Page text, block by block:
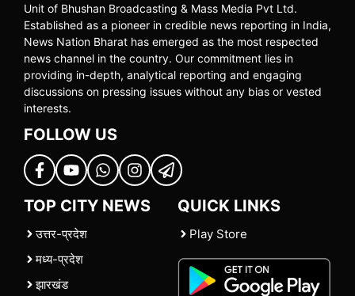
Unit of Bhushan Broadcasting & Mass Media Pvt Ltd.
Established as a pioneer in credible news reporting in India,
News Nation Bharat has emerged as the most respected
news channel in the country. Our commitment lies in
providing in-depth, analytical reporting and engaging
discussions on pressing issues without any bias or vested
interests.
FOLLOW US
TOP CITY NEWS
उत्तर-प्रदेश
मध्य-प्रदेश
झारखंड
QUICK LINKS
Play Store